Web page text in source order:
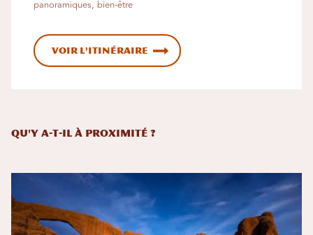
panoramiques, bien-être
Voir l'itinéraire
Qu'y a-t-il à proximité ?